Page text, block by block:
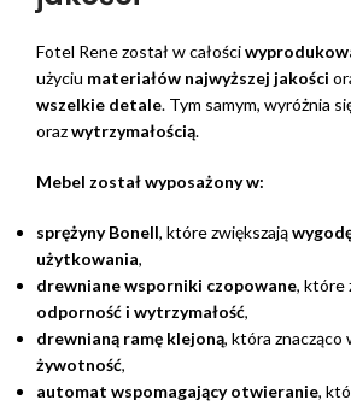
Fotel Rene został w całości
użyciu materiałów najwyższej jakości
wszelkie detale. Tym samym, wyróżnia
orazwytrzymałością.
Mebel został wyposażony w:
sprężyny Bonell, które zwiększają
użytkowania,
drewniane wsporniki czopowane, które
odporność i wytrzymałość,
drewnianą ramę klejoną, która znacząco
żywotność,
automat wspomagający otwieranie,